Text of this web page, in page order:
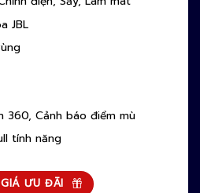
JBL
360, Cảnh báo điểm mù
tính năng
ƯU ĐÃI